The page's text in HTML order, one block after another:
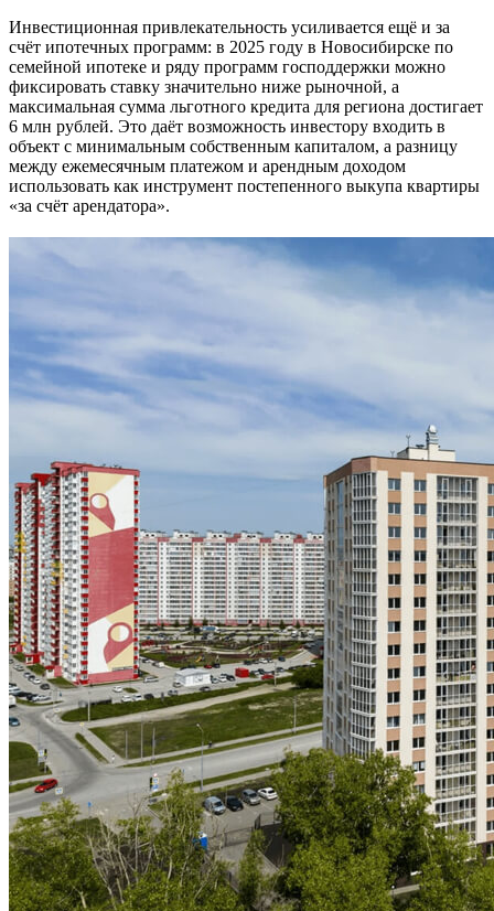
Инвестиционная привлекательность усиливается ещё и за
счёт ипотечных программ: в 2025 году в Новосибирске по
семейной ипотеке и ряду программ господдержки можно
фиксировать ставку значительно ниже рыночной, а
максимальная сумма льготного кредита для региона достигает
6 млн рублей. Это даёт возможность инвестору входить в
объект с минимальным собственным капиталом, а разницу
между ежемесячным платежом и арендным доходом
использовать как инструмент постепенного выкупа квартиры
«за счёт арендатора».